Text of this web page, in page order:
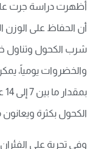
أظهرت دراسة جرت
أن الحفاظ على
شرب الكحول
والخضروات يومياً،
الكحول بكثرة ويعانون
وفي تجربة على